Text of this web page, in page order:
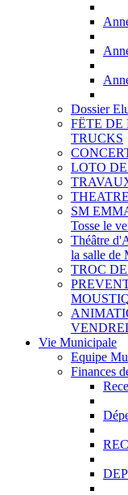
Dossier
FËTE DE
TRUCKS
LOTO
SM
Tosse le
Théâtre
la salle de
TROC
Vie Municipale
Equipe
Finances